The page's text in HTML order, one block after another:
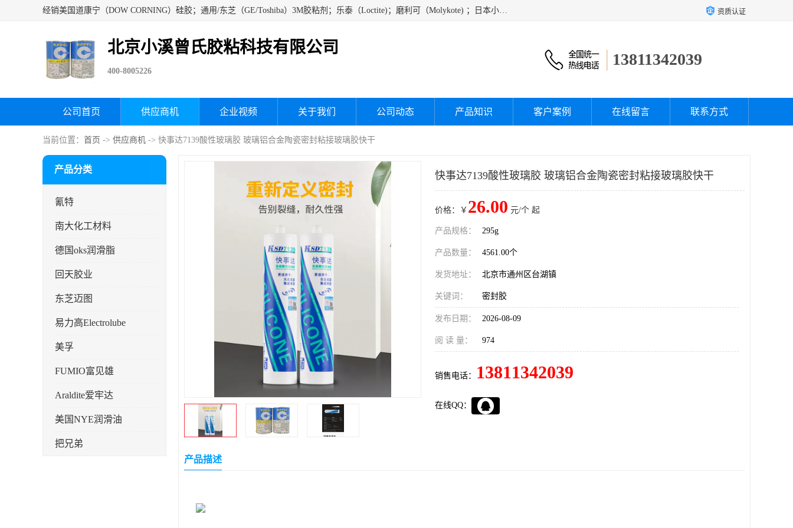
经销美国道康宁（DOW CORNING）硅胶；通用/东芝（GE/Toshiba）3M胶粘剂；乐泰（Loctite)；磨利可（Molykote) ；日本小西（KONISHI）硅胶；施敏打硬,硅胶；信越 产品；关东化成防潮披腹胶 ；三键；索尼；韩国Diabond，等各种电子电机电器进口硅胶产品、硅脂、硅油，经销美国道康宁（DOW CORNING）硅胶等 资质认证
北京小溪曾氏胶粘科技有限公司
400-8005226
13811342039
公司首页 供应商机 企业视频 关于我们 公司动态 产品知识 客户案例 在线留言 联系方式
当前位置： 首页 -> 供应商机 -> 快事达7139酸性玻璃胶 玻璃铝合金陶瓷密封粘接玻璃胶快干
产品分类
氰特
南大化工材料
德国oks润滑脂
回天胶业
东芝迈图
易力高Electrolube
美孚
FUMIO富见雄
Araldite爱牢达
美国NYE润滑油
把兄弟
快事达7139酸性玻璃胶 玻璃铝合金陶瓷密封粘接玻璃胶快干
价格：￥ 26.00 元/个 起
产品规格： 295g
产品数量： 4561.00个
发货地址： 北京市通州区台湖镇
关键词： 密封胶
发布日期： 2026-08-09
阅 读 量： 974
销售电话： 13811342039
在线QQ：
产品描述